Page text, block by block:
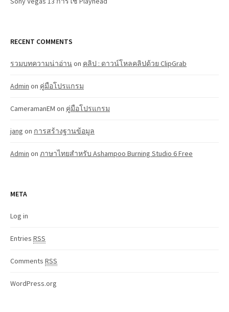
RECENT COMMENTS
รวมบทความน่าอ่านon คลิป : ดาวน์โหลคลิปด้วย ClipGrab
Admin on คู่มือโปรแกรม
CameramanEM on คู่มือโปรแกรม
jang on การสร้างฐานข้อมูล
Admin on ภาษาไทยสำหรับ Ashampoo Burning Studio 6 Free
META
Log in
Entries RSS
Comments RSS
WordPress.org